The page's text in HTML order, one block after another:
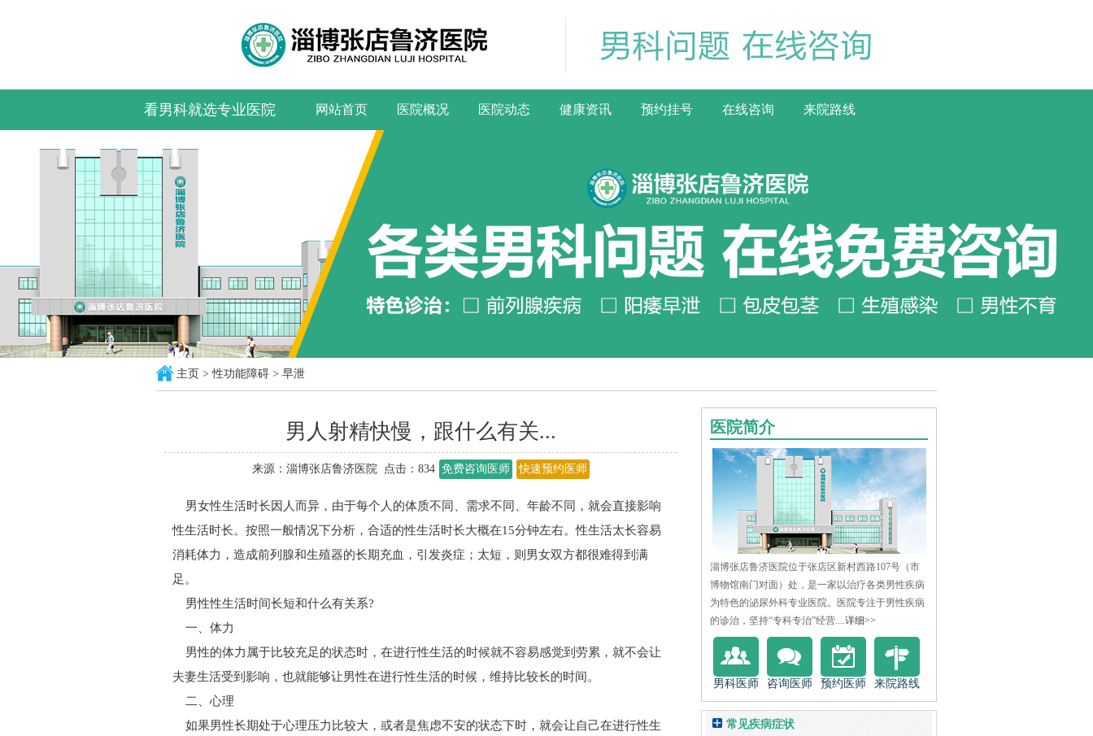
看男科就选专业医院 网站首页 医院概况 医院动态 健康资讯 预约挂号 在线咨询 来院路线
主页 >性功能障碍 > 早泄
男人射精快慢，跟什么有关...
来源：淄博张店鲁济医院 点击： 834 免费咨询医师 快速预约医师
男女性生活时长因人而异，由于每个人的体质不同、需求不同、年龄不同，就会直接影响
性生活时长。按照一般情况下分析，合适的性生活时长大概在15分钟左右。性生活太长容易
消耗体力，造成前列腺和生殖器的长期充血，引发炎症；太短，则男女双方都很难得到满
足。
男性性生活时间长短和什么有关系?
一、体力
男性的体力属于比较充足的状态时，在进行性生活的时候就不容易感觉到劳累，就不会让
夫妻生活受到影响，也就能够让男性在进行性生活的时候，维持比较长的时间。
二、心理
如果男性长期处于心理压力比较大，或者是焦虑不安的状态下时，就会让自己在进行性生
医院简介
淄博张店鲁济医院位于张店区新村西路107号（市
博物馆南门对面）处，是一家以治疗各类男性疾病
为特色的泌尿外科专业医院。医院专注于男性疾病
的诊治，坚持“专科专治”经营....详细>>
男科医师 咨询医师 预约医师 来院路线
常见疾病症状